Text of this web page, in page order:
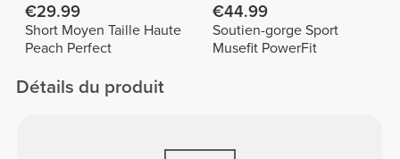
€29.99
Short Moyen Taille Haute
Peach Perfect
€44.99
Soutien-gorge Sport
Musefit PowerFit
Détails du produit